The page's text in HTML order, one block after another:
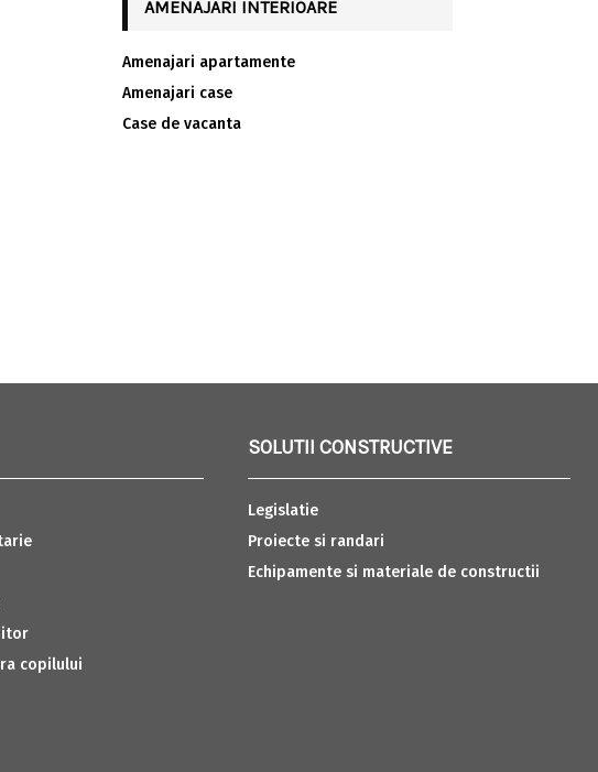
AMENAJARI INTERIOARE
Amenajari apartamente
Amenajari case
Case de vacanta
copilului
SOLUTII CONSTRUCTIVE
Legislatie
Proiecte si randari
Echipamente si materiale de constructii